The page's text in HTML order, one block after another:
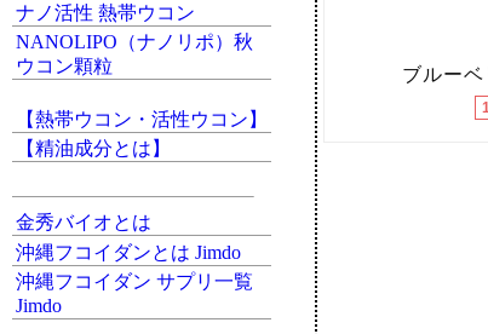
ナノ活性 熱帯ウコン
NANOLIPO（ナノリポ）秋
ウコン顆粒
【熱帯ウコン・活性ウコン】
【精油成分とは】
金秀バイオとは
沖縄フコイダンとは Jimdo
沖縄フコイダン サプリ一覧
Jimdo